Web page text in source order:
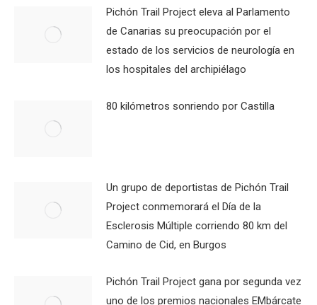
Pichón Trail Project eleva al Parlamento
de Canarias su preocupación por el
estado de los servicios de neurología en
los hospitales del archipiélago
80 kilómetros sonriendo por Castilla
Un grupo de deportistas de Pichón Trail
Project conmemorará el Día de la
Esclerosis Múltiple corriendo 80 km del
Camino de Cid, en Burgos
Pichón Trail Project gana por segunda vez
uno de los premios nacionales EMbárcate